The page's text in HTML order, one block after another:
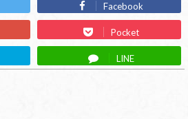
Facebook
Pocket
LINE